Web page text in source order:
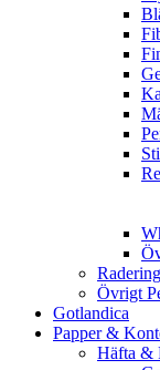
Övrigt
Gotlandica
Papper &
Häfta &